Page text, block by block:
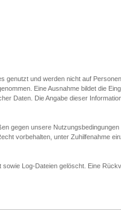
genutzt und werden nicht auf
Eine Ausnahme bildet die
Daten. Die Angabe dieser
gegen unsere
vorbehalten, unter Zuhilfenahme
Log-Dateien gelöscht. Eine